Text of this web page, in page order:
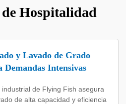
Hospitalidad
y Lavado de Grado
Intensivas
de Flying Fish asegura
de alta capacidad y eficiencia